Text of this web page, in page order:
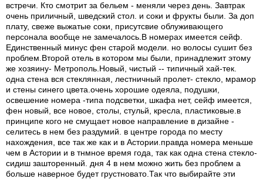
встречи. Кто смотрит за бельем - меняли через день. Завтрак
очень приличный, шведский стол. и соки и фрукты были. За доп
плату, свеже выжатые соки, присутсвие облуживающего
персонала вообще не замечалось.В номерах имеется сейф.
Единственный минус фен старой модели. но волосы сушит без
проблем.Второй отель в котором мы были, принадлежит этому
же хозяину- Метрополь.Новый, чистый -- типичный хай-тек.
одна стена вся стеклянная, лестничный пролет- стекло, мрамор
и стены синего цвета.очень хорошие одеяла, подушки,
освешение номера -типа подсветки, шкафа нет, сейф имеется,
фен новый, все новое, столы, стульй, кресла, пластиковые.в
принципе кого не смущает новое направление в дизайне -
селитесь в нем без раздумий. в центре города по месту
нахождения, все так же как и в Астории.правда номера меньше
чем в Астории и в тнмное время года, так как одна стена стекло-
сидиш зашторенный. дня 4 в нем можно жить без проблем а
больше наверное будет грустновато.Так что выбирайте эти